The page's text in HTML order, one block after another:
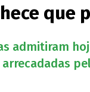
admitiram